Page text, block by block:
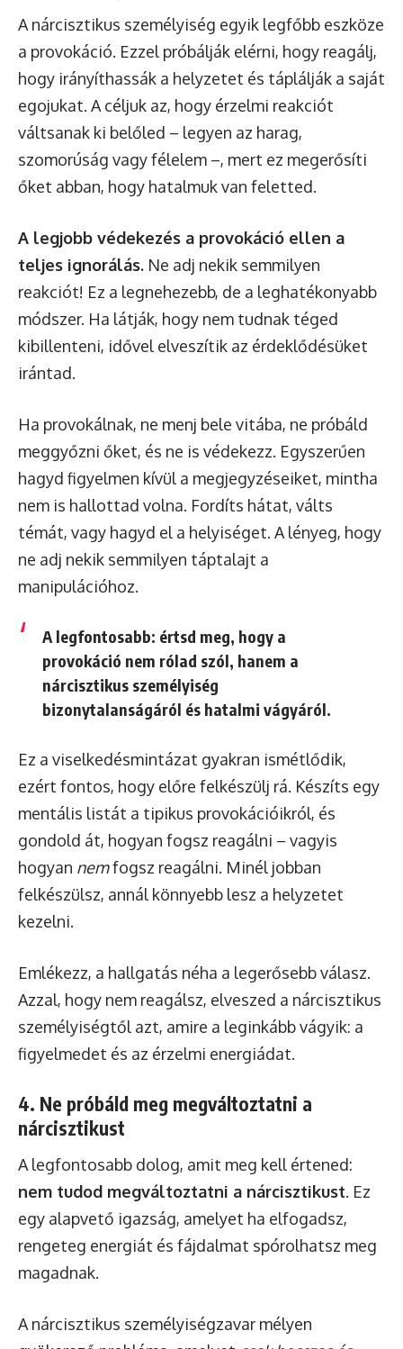
A nárcisztikus személyiség egyik legfőbb eszköze
a provokáció. Ezzel próbálják elérni, hogy reagálj,
hogy irányíthassák a helyzetet és táplálják a saját
egojukat. A céljuk az, hogy érzelmi reakciót
váltsanak ki belőled – legyen az harag,
szomorúság vagy félelem –, mert ez megerősíti
őket abban, hogy hatalmuk van feletted.
A legjobb védekezés a provokáció ellen a
teljes ignorálás. Ne adj nekik semmilyen
reakciót! Ez a legnehezebb, de a leghatékonyabb
módszer. Ha látják, hogy nem tudnak téged
kibillenteni, idővel elveszítik az érdeklődésüket
irántad.
Ha provokálnak, ne menj bele vitába, ne próbáld
meggyőzni őket, és ne is védekezz. Egyszerűen
hagyd figyelmen kívül a megjegyzéseiket, mintha
nem is hallottad volna. Fordíts hátat, válts
témát, vagy hagyd el a helyiséget. A lényeg, hogy
ne adj nekik semmilyen táptalajt a
manipulációhoz.
A legfontosabb: értsd meg, hogy a
provokáció nem rólad szól, hanem a
nárcisztikus személyiség
bizonytalanságáról és hatalmi vágyáról.
Ez a viselkedésmintázat gyakran ismétlődik,
ezért fontos, hogy előre felkészülj rá. Készíts egy
mentális listát a tipikus provokációikról, és
gondold át, hogyan fogsz reagálni – vagyis
hogyan nemfogsz reagálni. Minél jobban
felkészülsz, annál könnyebb lesz a helyzetet
kezelni.
Emlékezz, a hallgatás néha a legerősebb válasz.
Azzal, hogy nem reagálsz, elveszed a nárcisztikus
személyiségtől azt, amire a leginkább vágyik: a
figyelmedet és az érzelmi energiádat.
4. Ne próbáld meg megváltoztatni a
nárcisztikust
A legfontosabb dolog, amit meg kell értened:
nem tudod megváltoztatni a nárcisztikust. Ez
egy alapvető igazság, amelyet ha elfogadsz,
rengeteg energiát és fájdalmat spórolhatsz meg
magadnak.
A nárcisztikus személyiségzavar mélyen